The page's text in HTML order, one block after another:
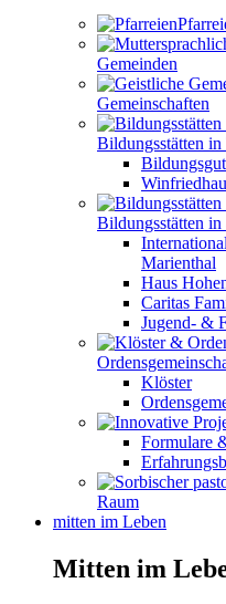
Gemeinden
Gemeinschaften
Bildungsstätten in
Bildungsstätten in
Marienthal
Haus
Caritas
Jugend- &
Klöster
Formulare
Raum
mitten im Leben
Mitten im